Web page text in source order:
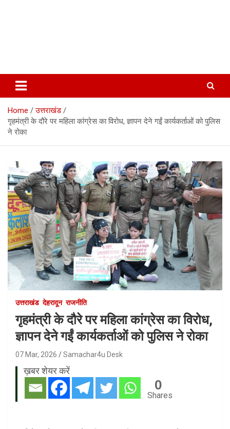
Home
उत्तराखंड
गृहमंत्री के दौरे पर महिला कांग्रेस का विरोध, ज्ञापन देने गईं कार्यकर्ताओं को पुलिस
ने रोका
उत्तराखंड देहरादून राजनीति
गृहमंत्री के दौरे पर महिला कांग्रेस का विरोध,
ज्ञापन देने गईं कार्यकर्ताओं को पुलिस ने रोका
07 Mar, 2026 Samachar4u Desk
ख़बर शेयर करें
0
Shares